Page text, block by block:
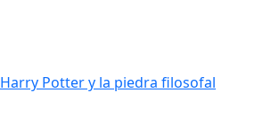
Harry Potter y la piedra filosofal